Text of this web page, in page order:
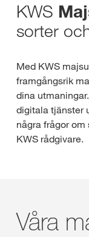
KWS
sorter
Med KWS
framgångsrik
dina
digitala tjänster
några frågor
KWS rådgivare.
Våra